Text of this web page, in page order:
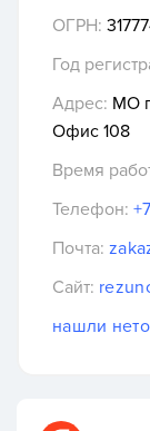
ОГРН:
Год
Адрес: МО
Офис 108
Время
Телефон:
Почта:
Сайт:
нашли